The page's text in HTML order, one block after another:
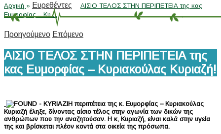
Αρχική » Ευρεθέντες
ΑΙΣΙΟ ΤΕΛΟΣ ΣΤΗΝ ΠΕΡΙΠΕΤΕΙΑ της κας
Ευμορφίας – Κυ ...
Προηγούμενο Επόμενο
ΑΙΣΙΟ ΤΕΛΟΣ ΣΤΗΝ ΠΕΡΙΠΕΤΕΙΑ της
κας Ευμορφίας – Κυριακούλας Κυριαζή!
Η περιπέτεια της κ. Ευμορφίας – Κυριακούλας
Κυριαζή έληξε, δίνοντας αίσιο τέλος στην αγωνία των δικών της
ανθρώπων που την αναζητούσαν. Η κ, Κυριαζή, είναι καλά στην υγεία
της και βρίσκεται πλέον κοντά στα οικεία της πρόσωπα.